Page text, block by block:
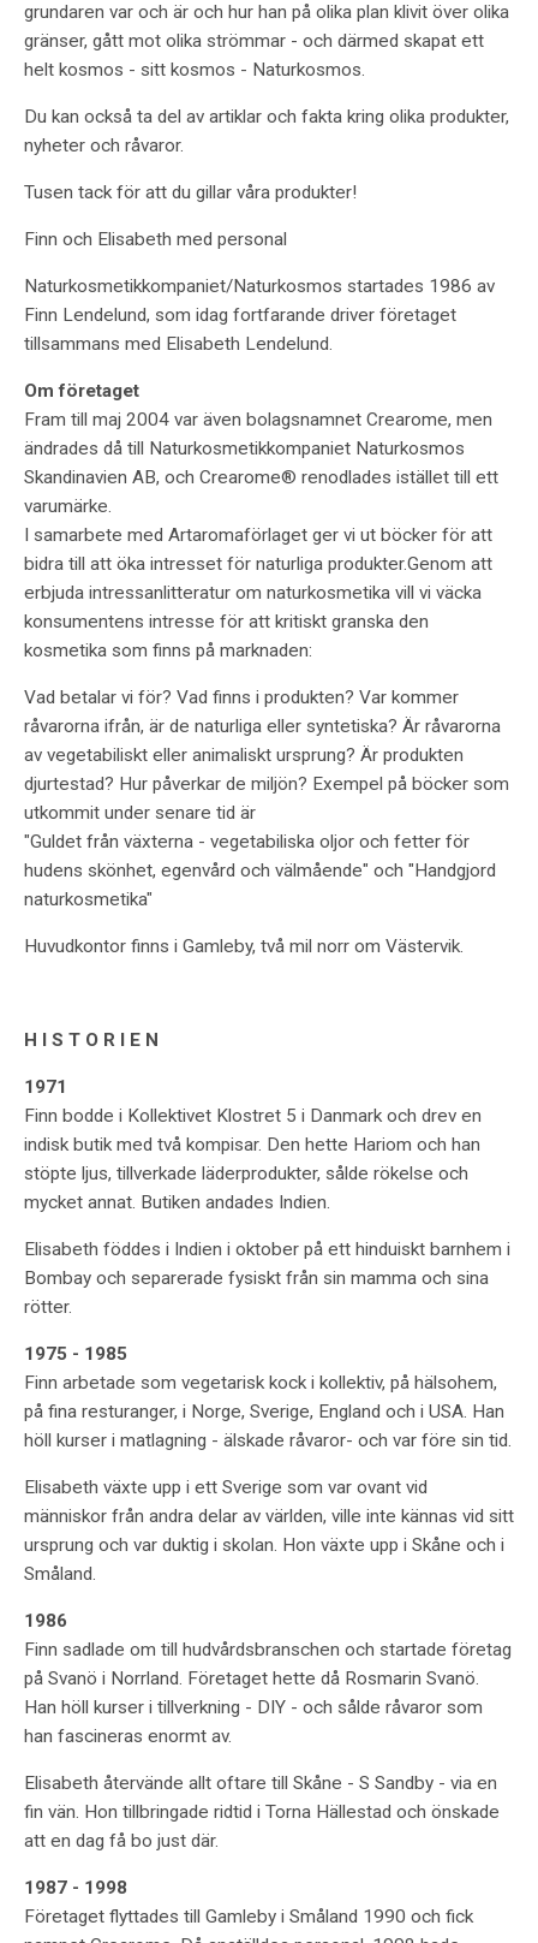
grundaren var och är och hur han på olika plan klivit över olika
gränser, gått mot olika strömmar - och därmed skapat ett
helt kosmos - sitt kosmos - Naturkosmos.
Du kan också ta del av artiklar och fakta kring olika produkter,
nyheter och råvaror.
Tusen tack för att du gillar våra produkter!
Finn och Elisabeth med personal
Naturkosmetikkompaniet/Naturkosmos startades 1986 av
Finn Lendelund, som idag fortfarande driver företaget
tillsammans med Elisabeth Lendelund.
Om företaget
Fram till maj 2004 var även bolagsnamnet Crearome, men
ändrades då till Naturkosmetikkompaniet Naturkosmos
Skandinavien AB, och Crearome® renodlades istället till ett
varumärke.
I samarbete med Artaromaförlaget ger vi ut böcker för att
bidra till att öka intresset för naturliga produkter.Genom att
erbjuda intressanlitteratur om naturkosmetika vill vi väcka
konsumentens intresse för att kritiskt granska den
kosmetika som finns på marknaden:
Vad betalar vi för? Vad finns i produkten? Var kommer
råvarorna ifrån, är de naturliga eller syntetiska? Är råvarorna
av vegetabiliskt eller animaliskt ursprung? Är produkten
djurtestad? Hur påverkar de miljön? Exempel på böcker som
utkommit under senare tid är
"Guldet från växterna - vegetabiliska oljor och fetter för
hudens skönhet, egenvård och välmående" och "Handgjord
naturkosmetika"
Huvudkontor finns i Gamleby, två mil norr om Västervik.
H I S T O R I E N
1971
Finn bodde i Kollektivet Klostret 5 i Danmark och drev en
indisk butik med två kompisar. Den hette Hariom och han
stöpte ljus, tillverkade läderprodukter, sålde rökelse och
mycket annat. Butiken andades Indien.
Elisabeth föddes i Indien i oktober på ett hinduiskt barnhem i
Bombay och separerade fysiskt från sin mamma och sina
rötter.
1975 - 1985
Finn arbetade som vegetarisk kock i kollektiv, på hälsohem,
på fina resturanger, i Norge, Sverige, England och i USA. Han
höll kurser i matlagning - älskade råvaror- och var före sin tid.
Elisabeth växte upp i ett Sverige som var ovant vid
människor från andra delar av världen, ville inte kännas vid sitt
ursprung och var duktig i skolan. Hon växte upp i Skåne och i
Småland.
1986
Finn sadlade om till hudvårdsbranschen och startade företag
på Svanö i Norrland. Företaget hette då Rosmarin Svanö.
Han höll kurser i tillverkning - DIY - och sålde råvaror som
han fascineras enormt av.
Elisabeth återvände allt oftare till Skåne - S Sandby - via en
fin vän. Hon tillbringade ridtid i Torna Hällestad och önskade
att en dag få bo just där.
1987 - 1998
Företaget flyttades till Gamleby i Småland 1990 och fick